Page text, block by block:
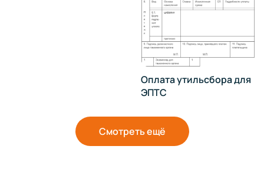
Оплата утильсбора для
ЭПТС
Смотреть ещё